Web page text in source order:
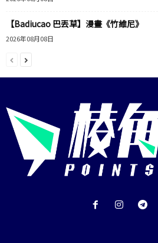
【Badiucao 巴丟草】漫畫《竹維尼》
2026年08月08日